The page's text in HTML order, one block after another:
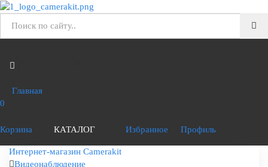
Главная
0
Корзина КАТАЛОГ Избранное Профиль
Интернет-магазин Camerakit
Видеонаблюдение